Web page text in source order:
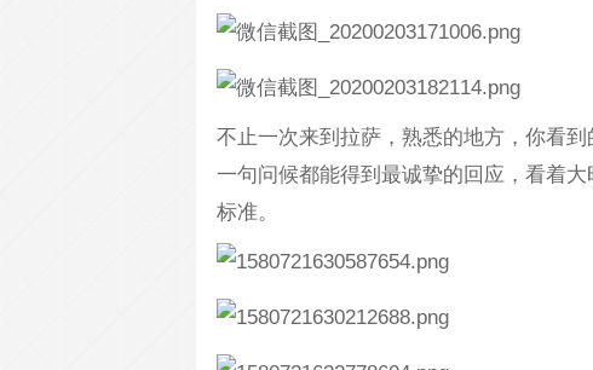
不止一次来到拉萨，熟悉的地方，你看
一句问候都能得到最诚挚的回应，看着
标准。